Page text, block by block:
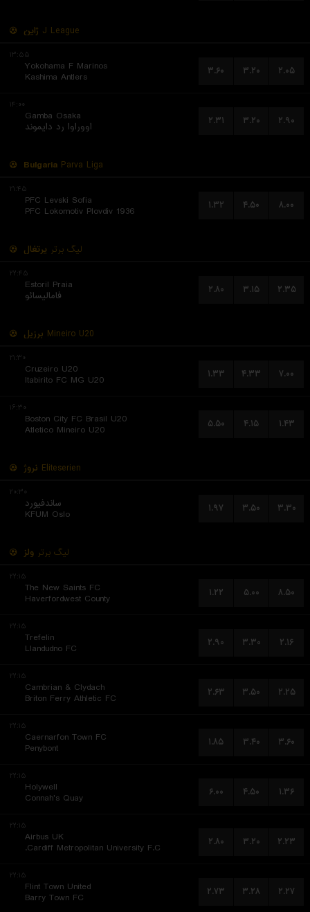
ژاپن J League
۱۳:۵۵
Yokohama F Marinos
Kashima Antlers
۳.۶۰ ۳.۲۰ ۲.۰۵
۱۴:۰۰
Gamba Osaka
اووراوا رد دایموند
۲.۳۱ ۳.۲۰ ۲.۹۰
Bulgaria Parva Liga
۲۱:۴۵
PFC Levski Sofia
PFC Lokomotiv Plovdiv 1936
۱.۳۲ ۴.۵۰ ۸.۰۰
پرتغال لیگ برتر
۲۲:۴۵
Estoril Praia
فامالیسائو
۲.۸۰ ۳.۱۵ ۲.۳۵
برزیل Mineiro U20
۲۱:۳۰
Cruzeiro U20
Itabirito FC MG U20
۱.۳۳ ۴.۳۳ ۷.۰۰
۱۶:۳۰
Boston City FC Brasil U20
Atletico Mineiro U20
۵.۵۰ ۴.۱۵ ۱.۴۳
نروژ Eliteserien
۲۰:۳۰
ساندفیورد
KFUM Oslo
۱.۹۷ ۳.۵۰ ۳.۳۰
ولز لیگ برتر
۲۲:۱۵
The New Saints FC
Haverfordwest County
۱.۲۲ ۵.۰۰ ۸.۵۰
۲۲:۱۵
Trefelin
Llandudno FC
۲.۹۰ ۳.۳۰ ۲.۱۶
۲۲:۱۵
Cambrian & Clydach
Briton Ferry Athletic FC
۲.۶۳ ۳.۵۰ ۲.۲۵
۲۲:۱۵
Caernarfon Town FC
Penybont
۱.۸۵ ۳.۴۰ ۳.۶۰
۲۲:۱۵
Holywell
Connah's Quay
۶.۰۰ ۴.۵۰ ۱.۳۶
۲۲:۱۵
Airbus UK
Cardiff Metropolitan University F.C.
۲.۸۰ ۳.۲۰ ۲.۲۳
۲۲:۱۵
Flint Town United
Barry Town FC
۲.۷۳ ۳.۲۸ ۲.۲۷